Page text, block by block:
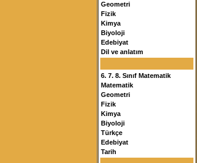
Geometri
Fizik
Kimya
Biyoloji
Edebiyat
Dil ve anlatım
6. 7. 8. Sınıf Matematik
Matematik
Geometri
Fizik
Kimya
Biyoloji
Türkçe
Edebiyat
Tarih